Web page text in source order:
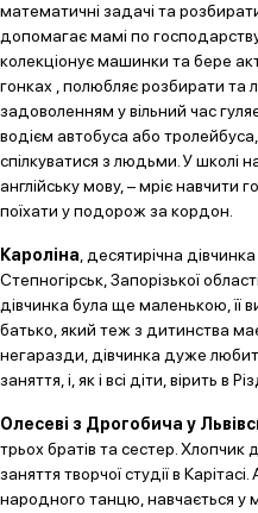
математичні задачі та
допомагає мамі по
колекціонує машинки та бере
гонках , полюбляє розбирати та
задоволенням у вільний час
водієм автобуса або
спілкуватися з людьми. У школі
англійську мову, – мріє навчити
поїхати у подорож за кордон.
Кароліна , десятирічна
Степногірськ, Запорізької
дівчинка була ще маленькою, її
батько, який теж з дитинства має
негаразди, дівчинка дуже
заняття, і, як і всі діти, вірить в
Олесеві з Дрогобича у
трьох братів та сестер. Хлопчик
заняття творчої студії в
народного танцю, навчається у